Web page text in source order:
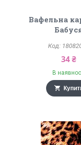
Вафельна
34 ₴
В